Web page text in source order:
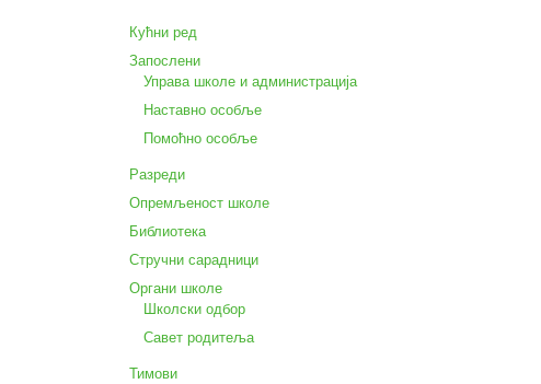
Кућни ред
Запослени
Управа школе и администрација
Наставно особље
Помоћно особље
Разреди
Опремљеност школе
Библиотека
Стручни сарадници
Органи школе
Школски одбор
Савет родитеља
Тимови